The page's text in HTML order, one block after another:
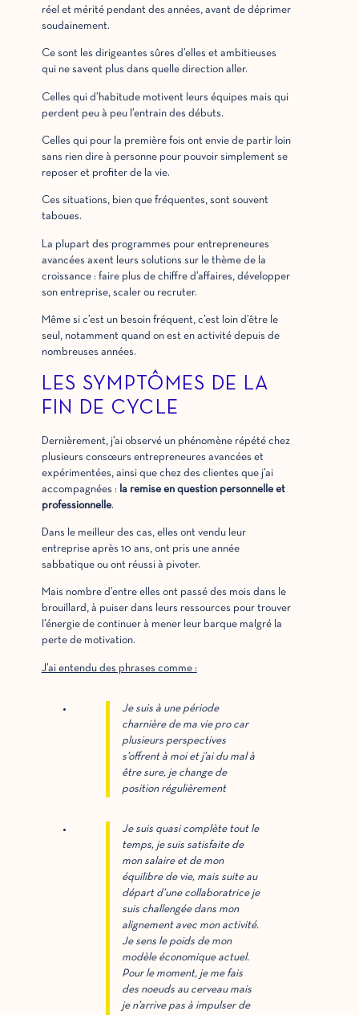
réel et mérité pendant des années, avant de déprimer
soudainement.
Ce sont les dirigeantes sûres d’elles et ambitieuses
qui ne savent plus dans quelle direction aller.
Celles qui d’habitude motivent leurs équipes mais qui
perdent peu à peu l’entrain des débuts.
Celles qui pour la première fois ont envie de partir loin
sans rien dire à personne pour pouvoir simplement se
reposer et profiter de la vie.
Ces situations, bien que fréquentes, sont souvent
taboues.
La plupart des programmes pour entrepreneures
avancées axent leurs solutions sur le thème de la
croissance : faire plus de chiffre d’affaires, développer
son entreprise, scaler ou recruter.
Même si c’est un besoin fréquent, c’est loin d’être le
seul, notamment quand on est en activité depuis de
nombreuses années.
LES SYMPTÔMES DE LA
FIN DE CYCLE
Dernièrement, j’ai observé un phénomène répété chez
plusieurs consœurs entrepreneures avancées et
expérimentées, ainsi que chez des clientes que j’ai
accompagnées : la remise en question personnelle et
professionnelle.
Dans le meilleur des cas, elles ont vendu leur
entreprise après 10 ans, ont pris une année
sabbatique ou ont réussi à pivoter.
Mais nombre d’entre elles ont passé des mois dans le
brouillard, à puiser dans leurs ressources pour trouver
l’énergie de continuer à mener leur barque malgré la
perte de motivation.
J’ai entendu des phrases comme :
Je suis à une période
charnière de ma vie pro car
plusieurs perspectives
s’offrent à moi et j’ai du mal à
être sure, je change de
position régulièrement
Je suis quasi complète tout le
temps, je suis satisfaite de
mon salaire et de mon
équilibre de vie, mais suite au
départ d’une collaboratrice je
suis challengée dans mon
alignement avec mon activité.
Je sens le poids de mon
modèle économique actuel.
Pour le moment, je me fais
des noeuds au cerveau mais
je n’arrive pas à impulser de